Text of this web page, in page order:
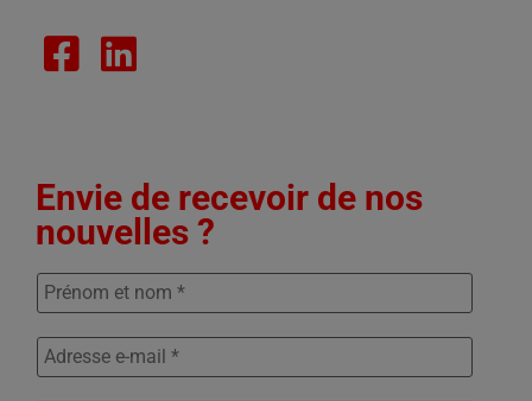
Envie de recevoir de nos
nouvelles ?